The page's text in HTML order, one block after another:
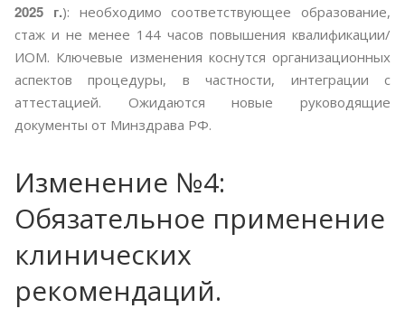
2025 г.): необходимо соответствующее образование,
стаж и не менее 144 часов повышения квалификации/
ИОМ. Ключевые изменения коснутся организационных
аспектов процедуры, в частности, интеграции с
аттестацией. Ожидаются новые руководящие
документы от Минздрава РФ.
Изменение №4:
Обязательное применение
клинических
рекомендаций.